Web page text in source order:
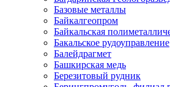
Базовые металлы
Байкалгеопром
Байкальская
Бакальское рудоуправление
Балейдрагмет
Башкирская медь
Березитовый рудник